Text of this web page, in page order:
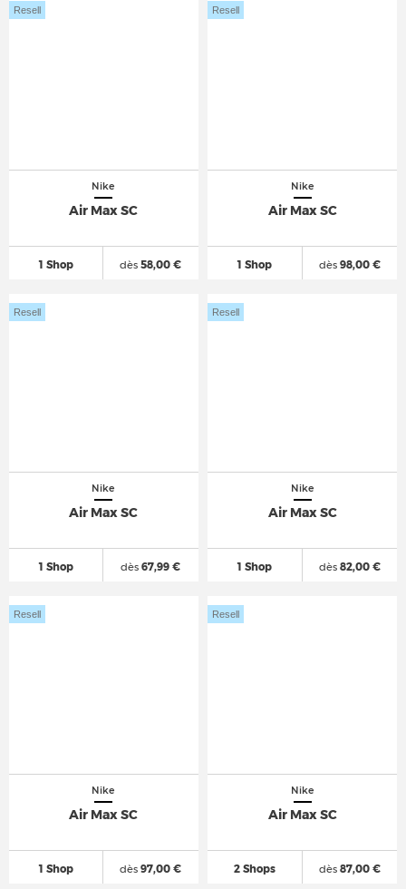
Nike
Air Max SC
1 Shop
Resell
dès 58,00 €
Nike
Air Max SC
1 Shop
Resell
dès98,00 €
Nike
Air Max SC
1 Shop
Resell
dès 67,99 €
Nike
Air Max SC
1 Shop
Resell
dès82,00 €
Nike
Air Max SC
1 Shop
Resell
dès 97,00 €
Nike
Air Max SC
2 Shops
Resell
dès87,00 €